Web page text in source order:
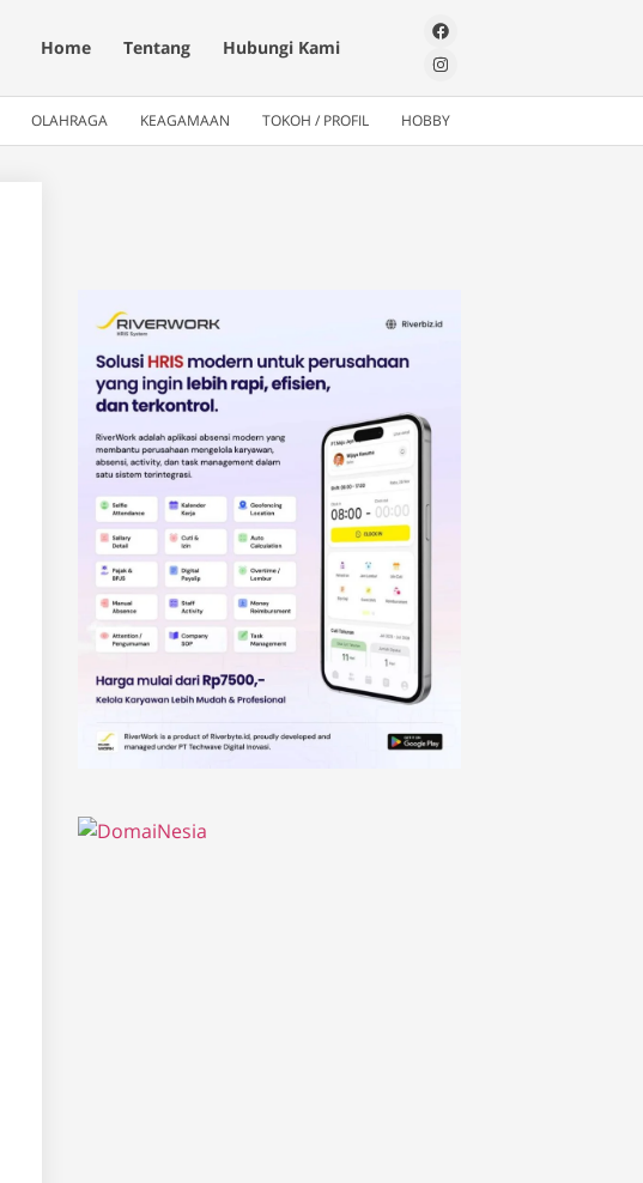
Home Tentang Hubungi Kami
OLAHRAGA KEAGAMAAN TOKOH / PROFIL HOBBY